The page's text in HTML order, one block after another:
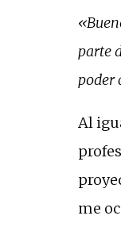
parte
poder
Al
me